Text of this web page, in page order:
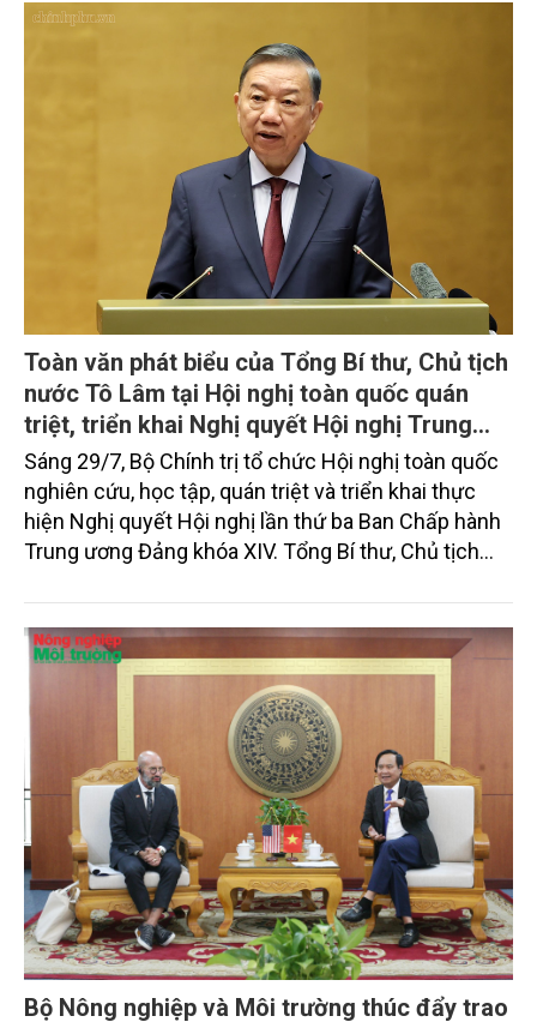
thủy sản đều tăng nhẹ.
Toàn văn phát biểu của Tổng Bí thư, Chủ tịch
nước Tô Lâm tại Hội nghị toàn quốc quán
triệt, triển khai Nghị quyết Hội nghị Trung
ương 3, khóa XIV
Sáng 29/7, Bộ Chính trị tổ chức Hội nghị toàn quốc
nghiên cứu, học tập, quán triệt và triển khai thực
hiện Nghị quyết Hội nghị lần thứ ba Ban Chấp hành
Trung ương Đảng khóa XIV. Tổng Bí thư, Chủ tịch
trọng. Tạp chí Nông nghiệp và Môi trường trân trọng
giới thiệu toàn văn bài phát biểu của đồng chí Tổng
Bí thư, Chủ tịch nước.
Bộ Nông nghiệp và Môi trường thúc đẩy trao